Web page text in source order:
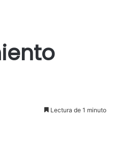
Lectura de 1 minuto